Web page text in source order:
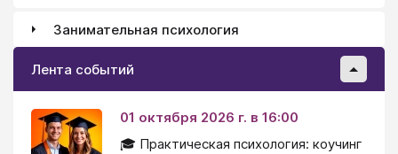
Занимательная психология
Лента событий
01 октября 2026 г. в 16:00
🎓 Практическая психология: коучинг